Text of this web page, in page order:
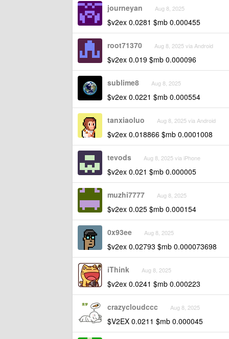
journeyan Aug 8, 2025
$v2ex 0.0281 $mb 0.000455
root71370 Aug 8, 2025 via Android
$v2ex 0.019 $mb 0.000096
sublime8 Aug 8, 2025
$v2ex 0.0221 $mb 0.000554
tanxiaoluo Aug 8, 2025 via Android
$v2ex 0.018866 $mb 0.0001008
tevods Aug 8, 2025 via iPhone
$v2ex 0.021 $mb 0.000005
muzhi7777 Aug 8, 2025
$v2ex 0.025 $mb 0.000154
0x93ee Aug 8, 2025
$v2ex 0.02793 $mb 0.000073698
iThink Aug 8, 2025
$v2ex 0.0241 $mb 0.000223
crazycloudccc Aug 8, 2025
$V2EX 0.0211 $mb 0.000045